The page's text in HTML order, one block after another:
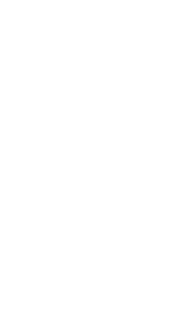
tugevust näitab
ja areneda, hoides
selle linna süda ja
ja elanikule sooja
Siin on alati midagi
rahvuspüha või